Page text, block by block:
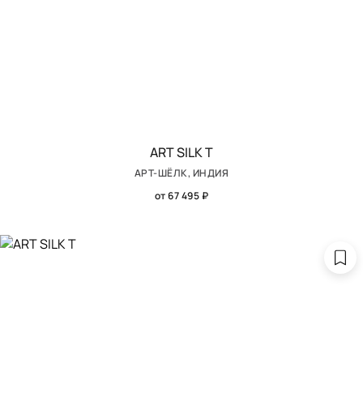
ART SILK T
АРТ-ШЁЛК, ИНДИЯ
от 67 495 ₽